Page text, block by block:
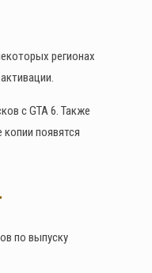
регионах
с GTA 6. Также
появятся
по выпуску